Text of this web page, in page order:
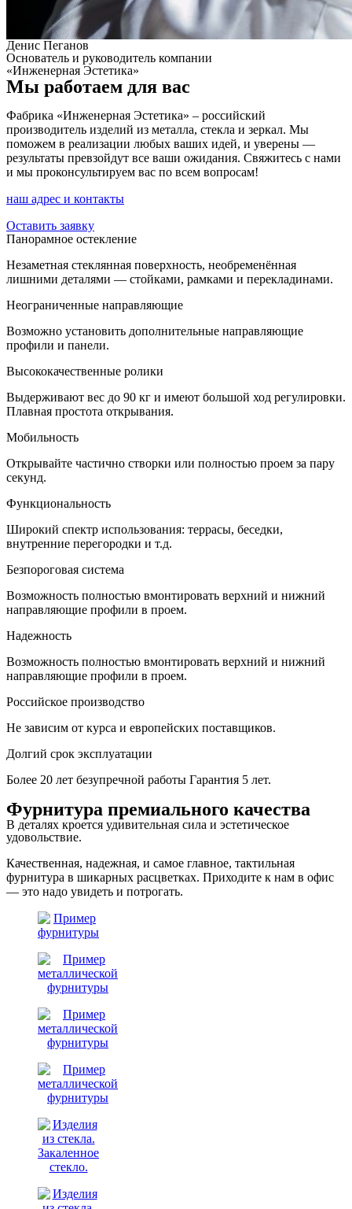
Денис Пеганов
Основатель и руководитель компании
«‎Инженерная Эстетика»
Мы работаем для вас
Фабрика «Инженерная Эстетика» – российский
производитель изделий из металла, стекла и зеркал. Мы
поможем в реализации любых ваших идей, и уверены —
результаты превзойдут все ваши ожидания. Свяжитесь с нами
и мы проконсультируем вас по всем вопросам!
наш адрес и контакты
Оставить заявку
Панорамное остекление
Незаметная стеклянная поверхность, необременённая
лишними деталями — стойками, рамками и перекладинами.
Неограниченные направляющие
Возможно установить дополнительные направляющие
профили и панели.
Высококачественные ролики
Выдерживают вес до 90 кг и имеют большой ход регулировки.
Плавная простота открывания.
Мобильность
Открывайте частично створки или полностью проем за пару
секунд.
Функциональность
Широкий спектр использования: террасы, беседки,
внутренние перегородки и т.д.
Безпороговая система
Возможность полностью вмонтировать верхний и нижний
направляющие профили в проем.
Надежность
Возможность полностью вмонтировать верхний и нижний
направляющие профили в проем.
Российское производство
Не зависим от курса и европейских поставщиков.
Долгий срок эксплуатации
Более 20 лет безупречной работы Гарантия 5 лет.
Фурнитура премиального качества
В деталях кроется удивительная сила и эстетическое
удовольствие.
Качественная, надежная, и самое главное, тактильная
фурнитура в шикарных расцветках. Приходите к нам в офис
— это надо увидеть и потрогать.